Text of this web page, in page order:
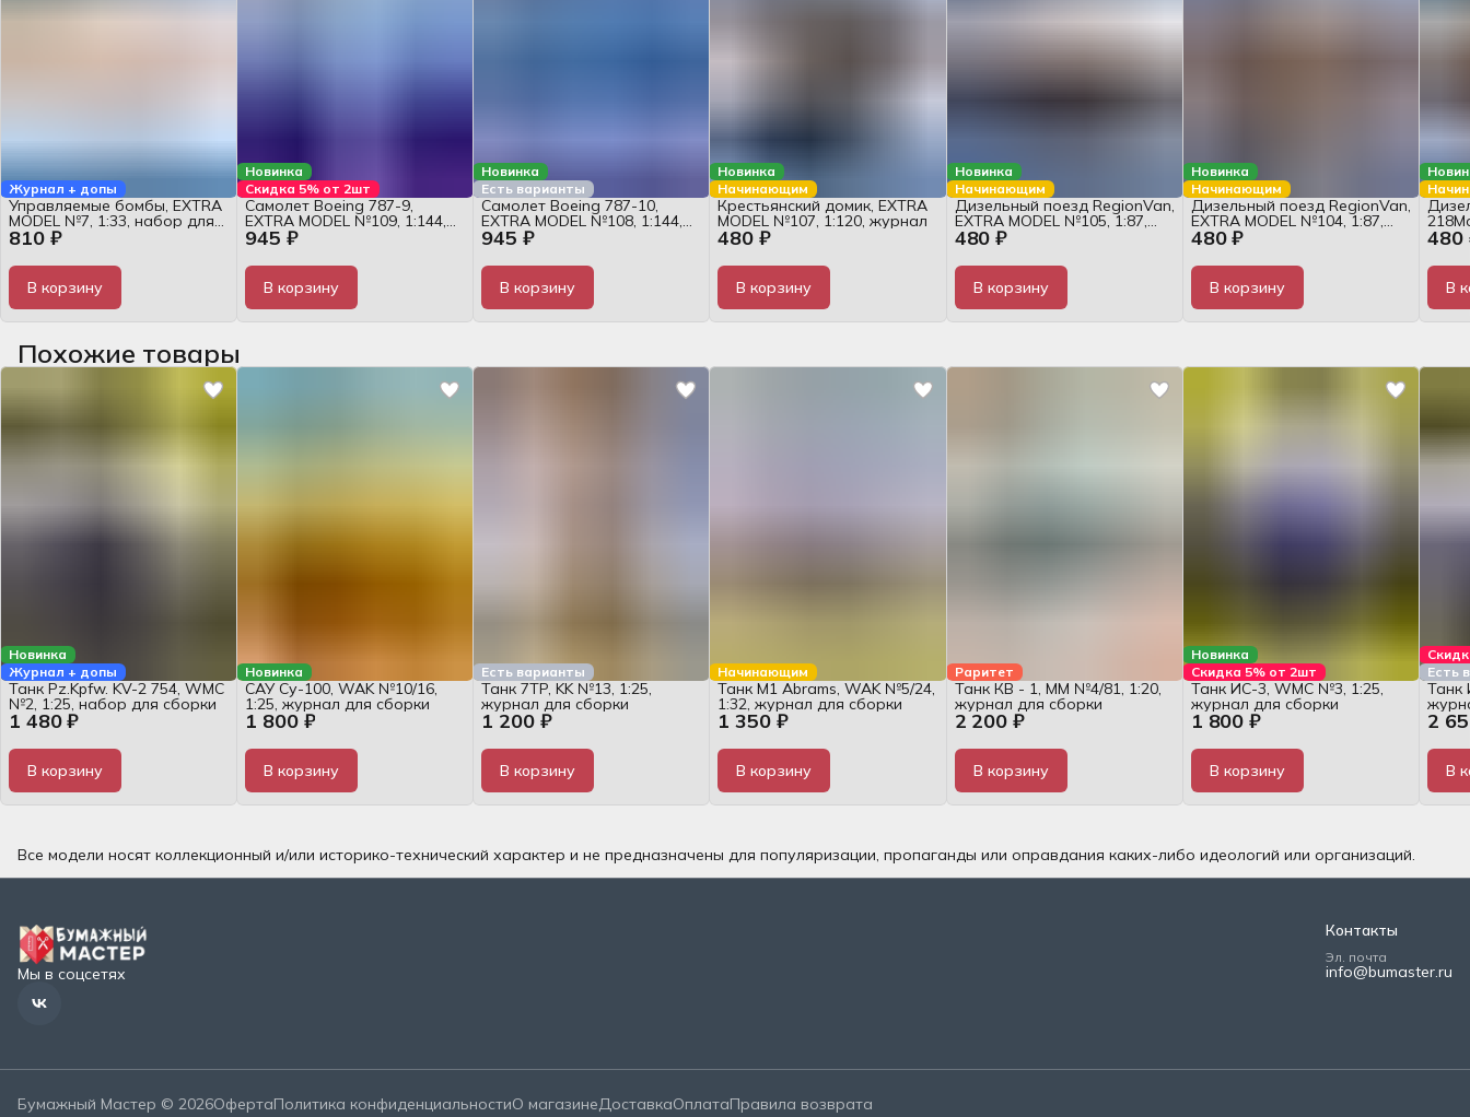
Журнал + допы
810 ₽
Управляемые бомбы, EXTRA
MODEL №7, 1:33, набор для
сборки
В корзину
Новинка
Скидка 5% от 2шт
945 ₽
Самолет Boeing 787-9,
EXTRA MODEL №109, 1:144,
журнал
В корзину
Новинка
Есть варианты
945 ₽
Самолет Boeing 787-10,
EXTRA MODEL №108, 1:144,
журнал
В корзину
Новинка
Начинающим
480 ₽
Крестьянский домик, EXTRA
MODEL №107, 1:120, журнал
В корзину
Новинка
Начинающим
480 ₽
Дизельный поезд RegionVan,
EXTRA MODEL №105, 1:87,
журнал
В корзину
Новинка
Начинающим
480 ₽
Дизельный поезд RegionVan,
EXTRA MODEL №104, 1:87,
журнал
В корзину
480
1:87,
В
Похожие товары
Новинка
Журнал + допы
1 480 ₽
Танк Pz.Kpfw. KV-2 754, WMC
№2, 1:25, набор для сборки
В корзину
Новинка
1 800 ₽
САУ Су-100, WAK №10/16,
1:25, журнал для сборки
В корзину
Есть варианты
1 200 ₽
Танк 7TP, KK №13, 1:25,
журнал для сборки
В корзину
Начинающим
1 350 ₽
Танк M1 Abrams, WAK №5/24,
1:32, журнал для сборки
В корзину
Раритет
2 200 ₽
Танк КВ - 1, MM №4/81, 1:20,
журнал для сборки
В корзину
Новинка
Скидка 5% от 2шт
1 800 ₽
Танк ИС-3, WMC №3, 1:25,
журнал для сборки
В корзину
Есть
2
Танк
В
Все модели носят коллекционный и/или историко-технический характер и не предназначены для популяризации, пропаганды или оправдания каких-либо идеологий или организаций.
Мы в соцсетях
Контакты
Эл. почта
info@bumaster.ru
Бумажный Мастер © 2026ОфертаПолитика конфиденциальностиО магазинеДоставкаОплатаПравила возврата